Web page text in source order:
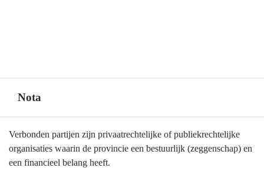
Nota
Terug
naar
navigatie
Verbonden partijen zijn privaatrechtelijke of publiekrechtelijke
organisaties waarin de provincie een bestuurlijk (zeggenschap) en
een financieel belang heeft.